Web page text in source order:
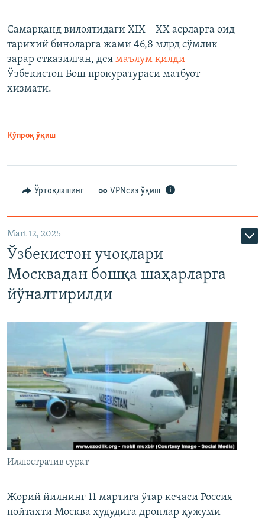
Самарқанд вилоятидаги XIX – XX асрларга оид
тарихий биноларга жами 46,8 млрд сўмлик
зарар етказилган, дея маълум қилди
Ўзбекистон Бош прокуратураси матбуот
хизмати.
Кўпроқ ўқиш
Ўртоқлашинг VPNсиз ўқиш
Mart 12, 2025
Ўзбекистон учоқлари
Москвадан бошқа шаҳарларга
йўналтирилди
Иллюстратив сурат
Жорий йилнинг 11 мартига ўтар кечаси Россия
пойтахти Москва ҳудудига дронлар ҳужуми